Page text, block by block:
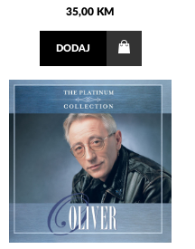
35,00 KM
DODAJ